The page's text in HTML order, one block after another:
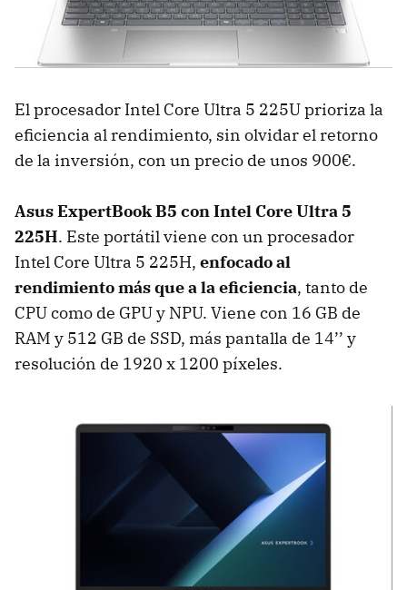
El procesador Intel Core Ultra 5 225U prioriza la
eficiencia al rendimiento, sin olvidar el retorno
de la inversión, con un precio de unos 900€.
Asus ExpertBook B5 con Intel Core Ultra 5
225H. Este portátil viene con un procesador
Intel Core Ultra 5 225H, enfocado al
rendimiento más que a la eficiencia, tanto de
CPU como de GPU y NPU. Viene con 16 GB de
RAM y 512 GB de SSD, más pantalla de 14’’ y
resolución de 1920 x 1200 píxeles.